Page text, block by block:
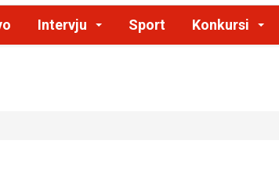
Intervju Sport Konkursi